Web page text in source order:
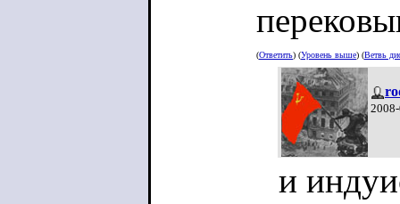
(Ответить) (Уровень выше) (Ветвь
и